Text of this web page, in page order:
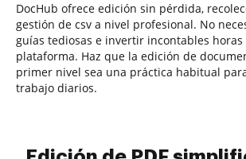
DocHub ofrece edición sin pérdida,
gestión de csv a nivel profesional. No
guías tediosas e invertir incontables
plataforma. Haz que la edición de
primer nivel sea una práctica habitual
trabajo diarios.